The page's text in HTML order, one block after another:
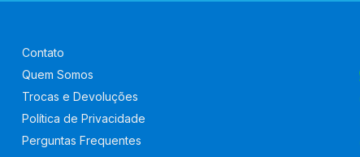
Contato
Quem Somos
Trocas e Devoluções
Política de Privacidade
Perguntas Frequentes